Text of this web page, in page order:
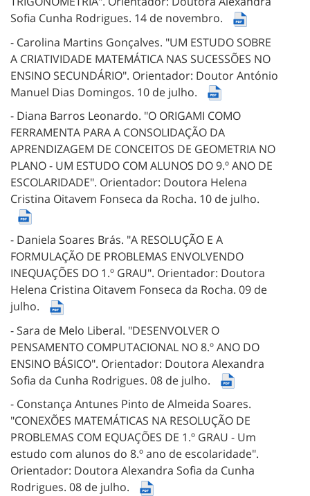
Sofia Cunha Rodrigues. 14 de novembro.
- Carolina Martins Gonçalves. "UM ESTUDO SOBRE
A CRIATIVIDADE MATEMÁTICA NAS SUCESSÕES NO
ENSINO SECUNDÁRIO". Orientador: Doutor António
Manuel Dias Domingos. 10 de julho.
- Diana Barros Leonardo. "O ORIGAMI COMO
FERRAMENTA PARA A CONSOLIDAÇÃO DA
APRENDIZAGEM DE CONCEITOS DE GEOMETRIA NO
PLANO - UM ESTUDO COM ALUNOS DO 9.º ANO DE
ESCOLARIDADE". Orientador: Doutora Helena
Cristina Oitavem Fonseca da Rocha. 10 de julho.
- Daniela Soares Brás. "A RESOLUÇÃO E A
FORMULAÇÃO DE PROBLEMAS ENVOLVENDO
INEQUAÇÕES DO 1.º GRAU". Orientador: Doutora
Helena Cristina Oitavem Fonseca da Rocha. 09 de
julho.
- Sara de Melo Liberal. "DESENVOLVER O
PENSAMENTO COMPUTACIONAL NO 8.º ANO DO
ENSINO BÁSICO". Orientador: Doutora Alexandra
Sofia da Cunha Rodrigues. 08 de julho.
- Constança Antunes Pinto de Almeida Soares.
"CONEXÕES MATEMÁTICAS NA RESOLUÇÃO DE
PROBLEMAS COM EQUAÇÕES DE 1.º GRAU - Um
estudo com alunos do 8.º ano de escolaridade".
Orientador: Doutora Alexandra Sofia da Cunha
Rodrigues. 08 de julho.